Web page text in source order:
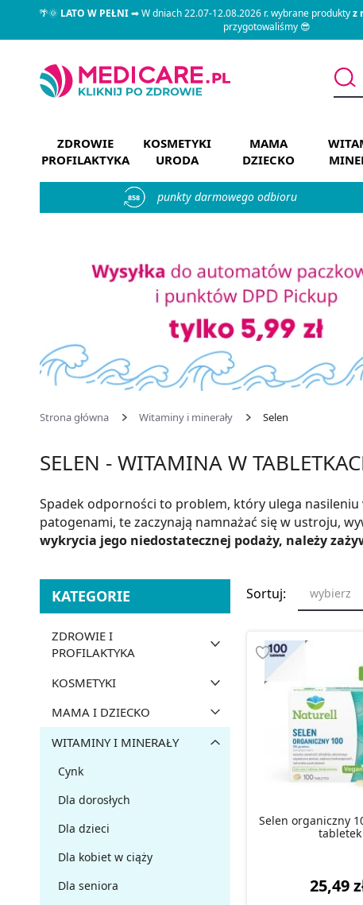
🌴🌞LATO W PEŁNI➡ W dniach 22.07-12.08.2026 r. wybrane produktyz
przygotowaliśmy 😎
ZDROWIE
PROFILAKTYKA
KOSMETYKI
URODA
MAMA
DZIECKO
858 punkty darmowego odbioru
Strona główna Witaminy i minerały Selen
SELEN - WITAMINA W
Spadek odporności to problem, który ulega
patogenami, te zaczynają namnażać się w ustroju,
wykrycia jego niedostatecznej podaży, należy
KATEGORIE
ZDROWIE I
PROFILAKTYKA
KOSMETYKI
MAMA I DZIECKO
WITAMINY I MINERAŁY
Cynk
Dla dorosłych
Dla dzieci
Dla kobiet w ciąży
Dla seniora
Sortuj: wybierz
Selen organiczny
tabletek
25,49